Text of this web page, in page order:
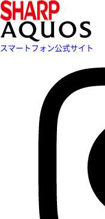
スマートフォン公式サイト